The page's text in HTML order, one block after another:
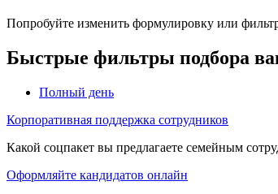
Попробуйте изменить формулировку или
Быстрые фильтры подбора
Полный день
Корпоративная поддержка сотрудников
Какой соцпакет вы предлагаете семейным
Оформляйте кандидатов онлайн